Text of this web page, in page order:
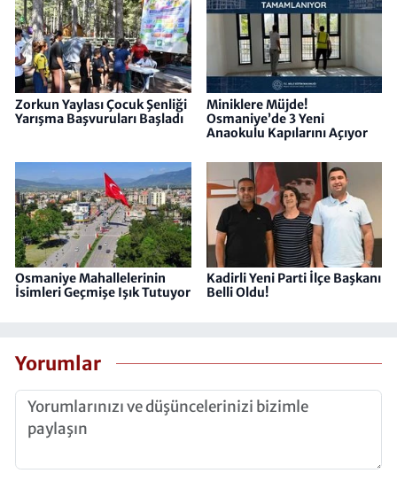
Zorkun Yaylası Çocuk Şenliği
Yarışma Başvuruları Başladı
Miniklere Müjde!
Osmaniye’de 3 Yeni
Anaokulu Kapılarını Açıyor
Osmaniye Mahallelerinin
İsimleri Geçmişe Işık Tutuyor
Kadirli Yeni Parti İlçe Başkanı
Belli Oldu!
Yorumlar